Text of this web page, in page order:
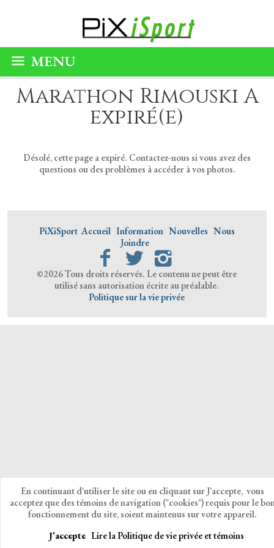
MENU
Marathon Rimouski A
expiré(e)
Désolé, cette page a expiré. Contactez-nous si vous avez des
questions ou des problèmes à accéder à vos photos.
PiXiSport Accueil Information Nouvelles Nous
Joindre
©2026 Tous droits réservés. Le contenu ne peut être
utilisé sans autorisation écrite au préalable.
Politique sur la vie privée
En continuant d'utiliser le site ou en cliquant sur J'accepte, vous
acceptez que des témoins de navigation ("cookies") requis pour le
fonctionnement du site, soient maintenus sur votre appareil.
J'accepte Lire la Politique de vie privée et témoins